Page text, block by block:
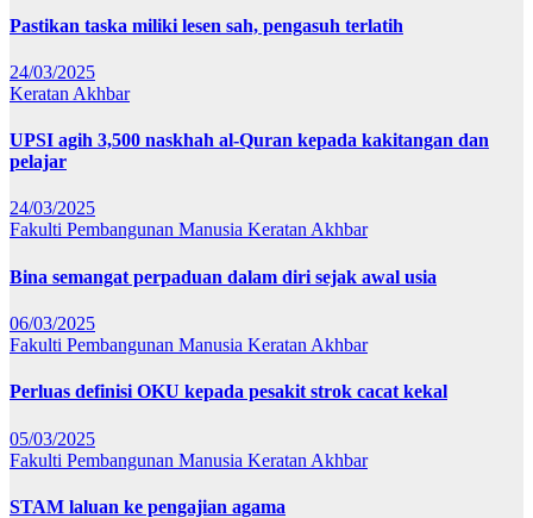
Pastikan taska miliki lesen sah, pengasuh terlatih
24/03/2025
Keratan Akhbar
UPSI agih 3,500 naskhah al-Quran kepada kakitangan dan
pelajar
24/03/2025
Fakulti Pembangunan Manusia Keratan Akhbar
Bina semangat perpaduan dalam diri sejak awal usia
06/03/2025
Fakulti Pembangunan Manusia Keratan Akhbar
Perluas definisi OKU kepada pesakit strok cacat kekal
05/03/2025
Fakulti Pembangunan Manusia Keratan Akhbar
STAM laluan ke pengajian agama